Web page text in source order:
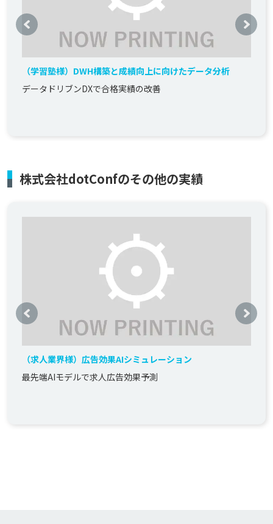
（学習塾様）DWH構築と成績向上に向けたデータ分析
データドリブンDXで合格実績の改善
株式会社dotConfのその他の実績
（求人業界様）広告効果AIシミュレーション
最先端AIモデルで求人広告効果予測